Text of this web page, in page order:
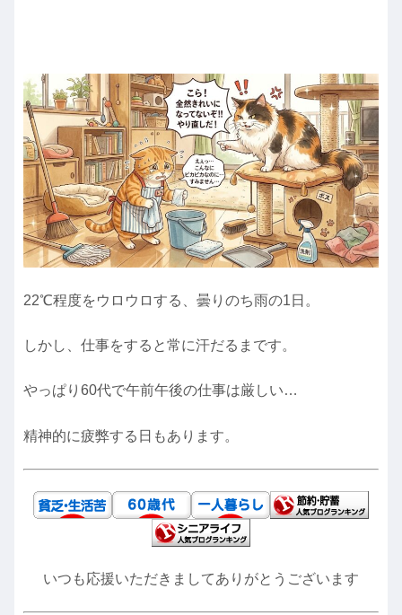
22℃程度をウロウロする、曇りのち雨の1日。
しかし、仕事をすると常に汗だるまです。
やっぱり60代で午前午後の仕事は厳しい…
精神的に疲弊する日もあります。
いつも応援いただきましてありがとうございます